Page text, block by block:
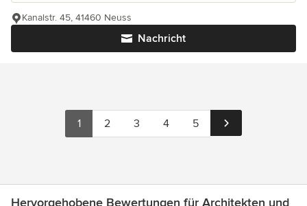
Nachricht
Kanalstr. 45, 41460 Neuss
1 2 3 4 5
Hervorgehobene Bewertungen für Architekten und